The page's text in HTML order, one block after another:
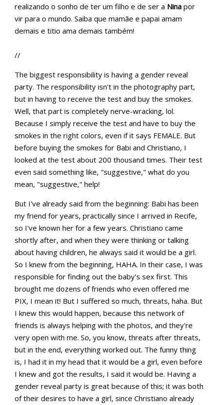
realizando o sonho de ter um filho e de ser a Nina por
vir para o mundo. Saiba que mamãe e papai amam
demais e titio ama demais também!
//
The biggest responsibility is having a gender reveal
party. The responsibility isn't in the photography part,
but in having to receive the test and buy the smokes.
Well, that part is completely nerve-wracking, lol.
Because I simply receive the test and have to buy the
smokes in the right colors, even if it says FEMALE. But
before buying the smokes for Babi and Christiano, I
looked at the test about 200 thousand times. Their test
even said something like, "suggestive," what do you
mean, "suggestive," help!
But I've already said from the beginning: Babi has been
my friend for years, practically since I arrived in Recife,
so I've known her for a few years. Christiano came
shortly after, and when they were thinking or talking
about having children, he always said it would be a girl.
So I knew from the beginning, HAHA. In their case, I was
responsible for finding out the baby's sex first. This
brought me dozens of friends who even offered me
PIX, I mean it! But I suffered so much, threats, haha. But
I knew this would happen, because this network of
friends is always helping with the photos, and they're
very open with me. So, you know, threats after threats,
but in the end, everything worked out. The funny thing
is, I had it in my head that it would be a girl, even before
I knew and got the results, I said it would be. Having a
gender reveal party is great because of this; it was both
of their desires to have a girl, since Christiano already